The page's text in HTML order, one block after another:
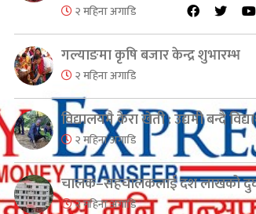
२ महिना अगाडि
गल्याङमा कृषि बजार केन्द्र शुभारम्भ
२ महिना अगाडि
विद्यालयमै केरा खेती : उद्यमी बन्दै
२ महिना अगाडि
चालक–सहचालकलाई दश लाखको
२ महिना अगाडि